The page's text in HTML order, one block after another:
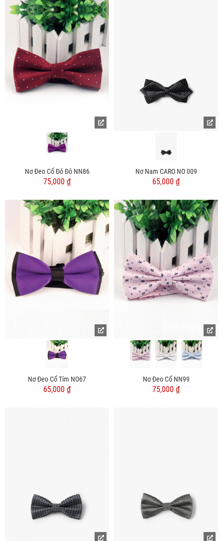
Nơ Đeo Cổ Đỏ Đô NN86
75,000 ₫
Nơ Nam CARO NO 009
65,000 ₫
Nơ Đeo Cổ Tím NO67
65,000 ₫
Nơ Đeo Cổ NN99
75,000 ₫